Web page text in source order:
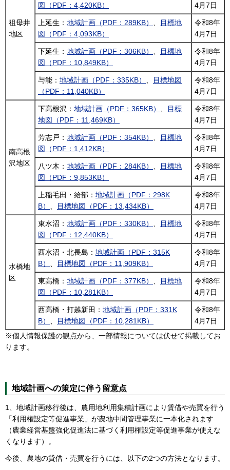
祖母井
地区
図（PDF：4,420KB）
4月7日
上延生： 地域計画（PDF：289KB）
目標地
図（PDF：4,093KB）
令和8年
4月7日
下延生： 地域計画（PDF：306KB）
目標地
図（PDF：10,849KB）
令和8年
4月7日
与能： 地域計画（PDF：335KB）
目標地図
（PDF：11,040KB）
令和8年
4月7日
南高根
沢地区
下高根沢： 地域計画（PDF：365KB）
目標
地図（PDF：11,469KB）
令和8年
4月7日
芳志戸： 地域計画（PDF：354KB）
目標地
図（PDF：1,412KB）
令和8年
4月7日
八ツ木： 地域計画（PDF：284KB）
目標地
図（PDF：9,853KB）
令和8年
4月7日
上稲毛田・給部： 地域計画（PDF：298K
B）
目標地図（PDF：13,434KB）
令和8年
4月7日
水橋地
区
東水沼： 地域計画（PDF：330KB）
目標地
図（PDF：12,440KB）
令和8年
4月7日
西水沼・北長島： 地域計画（PDF：315K
B）
目標地図（PDF：11,909KB）
令和8年
4月7日
東高橋： 地域計画（PDF：377KB）
目標地
図（PDF：10,281KB）
令和8年
4月7日
西高橋・打越新田： 地域計画（PDF：331K
B）
目標地図（PDF：10,281KB）
令和8年
4月7日
※個人情報保護の観点から、一部情報については伏せて掲載してお
ります。
地域計画への策定に伴う留意点
1、地域計画移行後は、農用地利用集積計画により賃借や売買を行う
「利用権設定等促進事業」が農地中間管理事業に一本化されます
（農業経営基盤強化促進法に基づく利用権設定等促進事業が使えな
くなります）。
今後、農地の貸借・売買を行うには、以下の2つの方法となります。